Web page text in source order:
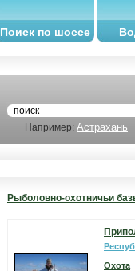
Поиск по шоссе
Например: Астрахань
Рыболовно-охотничьи
Охота